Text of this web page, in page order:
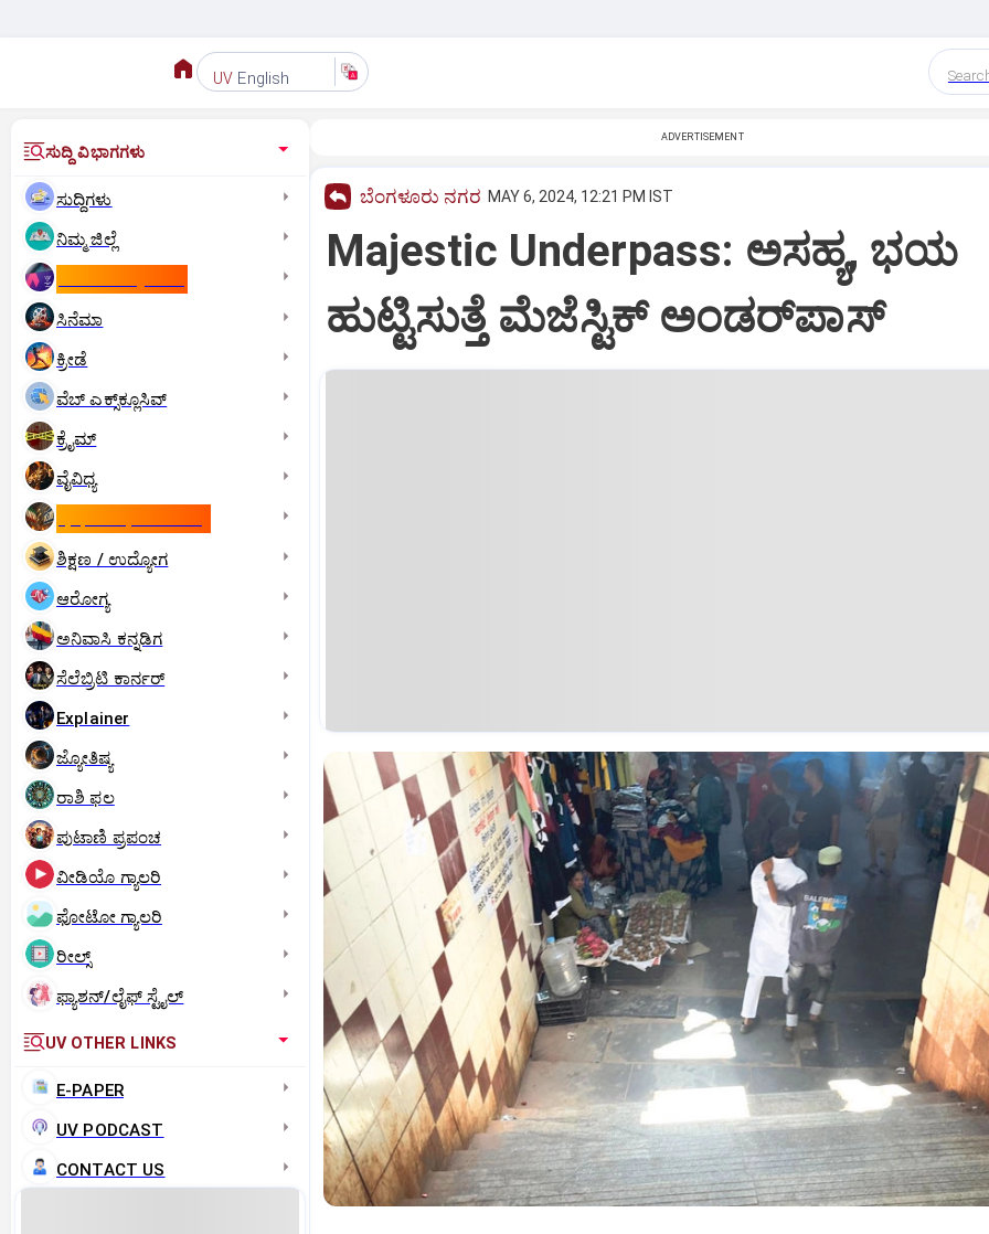
UV English
ಸುದ್ದಿ ವಿಭಾಗಗಳು
ಸುದ್ದಿಗಳು
ನಿಮ್ಮ ಜಿಲ್ಲೆ
ಸಿನೆಮಾ
ಕ್ರೀಡೆ
ವೆಬ್ ಎಕ್ಸ್‌ಕ್ಲೂಸಿವ್
ಕ್ರೈಮ್
ವೈವಿಧ್ಯ
ಶಿಕ್ಷಣ / ಉದ್ಯೋಗ
ಆರೋಗ್ಯ
ಅನಿವಾಸಿ ಕನ್ನಡಿಗ
ಸೆಲೆಬ್ರಿಟಿ ಕಾರ್ನರ್‌
Explainer
ಜ್ಯೋತಿಷ್ಯ
ರಾಶಿ ಫಲ
ಪುಟಾಣಿ ಪ್ರಪಂಚ
ವೀಡಿಯೊ ಗ್ಯಾಲರಿ
ಫೋಟೋ ಗ್ಯಾಲರಿ
ರೀಲ್ಸ್
ಫ್ಯಾಶನ್/ಲೈಫ್‌ ಸ್ಟೈಲ್
UV OTHER LINKS
E-PAPER
UV PODCAST
CONTACT US
ADVERTISEMENT
ಬೆಂಗಳೂರು ನಗರ MAY 6, 2024, 12:21 PM IST
Majestic Underpass: ಅಸಹ್ಯ, ಭಯ
ಹುಟ್ಟಿಸುತ್ತೆ ಮೆಜೆಸ್ಟಿಕ್‌ ಅಂಡರ್‌ಪಾಸ್‌